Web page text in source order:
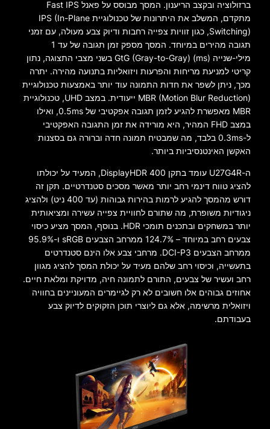
ברזולוציה ובקצב הריענון. המסך מבוסס על פאנל Fast IPS
מתקדם, המשלב את היתרונות של טכנולוגיית IPS (In-Plane
Switching), כגון זוויות צפייה רחבות ודיוק צבע מעולה, עם זמני
תגובה מהירים במיוחד. המסך מספק זמן תגובה של עד 1
מילי-שנייה (ms) GtG (Gray-to-Gray) בשני מצבי התצוגה, נתון
קריטי למניעת מריחות והפרעות ויזואליות בתנועה מהירה. יתרה
מכך, ניתן לשפר את חדות התמונה עוד יותר באמצעות טכנולוגיית
MBR (Motion Blur Reduction) ייעודית. במצב UHD, טכנולוגיית
MBR מאפשרת להגיע לזמן תגובה אפקטיבי של 0.5ms, ואילו
במצב FHD המהיר, היא מורידה את זמן התגובה האפקטיבי
ל-0.3ms בלבד, מה שמבטיח תמונה חדה וברורה גם בסצנות
האקשן האינטנסיביות ביותר.
ה-U27G4R עומד בתקן DisplayHDR 400, המעיד על יכולתו
להציג טווח דינמי רחב יותר מאשר מסכים סטנדרטיים. תקן זה
דורש מהמסך להגיע לרמות בהירות גבוהות (עד 400 ניט) ולהציג
ניגודיות משופרת, מה שתורם לחוויית צפייה עשירה ומציאותית
יותר במשחקים ובתכנים תומכי HDR. בנוסף, המסך מציע כיסוי
צבעים רחב במיוחד – 124.7% ממרחב הצבעים sRGB ו-95.9%
ממרחב הצבעים DCI-P3. מרחבי צבע אלו הינם סטנדרטים
בתעשייה, וכיסוי רחב שלהם מעיד על יכולת המסך להציג מגוון
רחב ועשיר של צבעים, התורם לתמונה חיה, מדויקת ומלאת חיים.
אחוזים גבוהים אלו חשובים לא רק לגיימרים המעוניינים בחוויה
ויזואלית מרשימה, אלא גם ליוצרי תוכן הזקוקים לדיוק צבע
בעבודתם.